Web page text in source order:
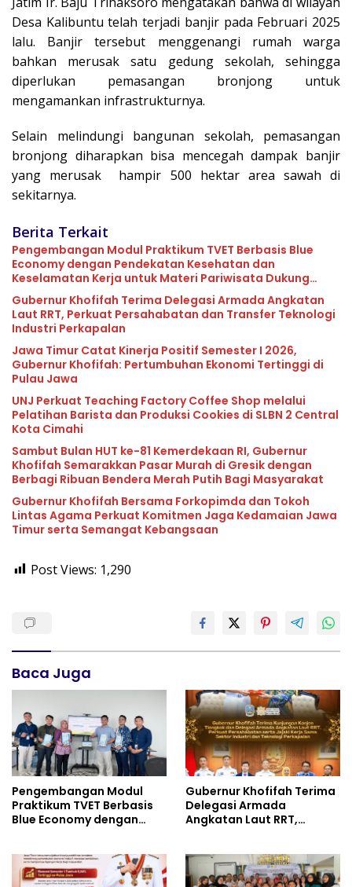
Desa Kalibuntu telah terjadi banjir pada Februari 2025
lalu. Banjir tersebut menggenangi rumah warga
bahkan merusak satu gedung sekolah, sehingga
diperlukan pemasangan bronjong untuk
mengamankan infrastrukturnya.
Selain melindungi bangunan sekolah, pemasangan
bronjong diharapkan bisa mencegah dampak banjir
yang merusak hampir 500 hektar area sawah di
sekitarnya.
Berita Terkait
Pengembangan Modul Praktikum TVET Berbasis Blue
Economy dengan Pendekatan Kesehatan dan
Keselamatan Kerja untuk Materi Pariwisata Dukung
Pencapaian SDGs
Gubernur Khofifah Terima Delegasi Armada Angkatan
Laut RRT, Perkuat Persahabatan dan Transfer Teknologi
Industri Perkapalan
Jawa Timur Catat Kinerja Positif Semester I 2026,
Gubernur Khofifah: Pertumbuhan Ekonomi Tertinggi di
Pulau Jawa
UNJ Perkuat Teaching Factory Coffee Shop melalui
Pelatihan Barista dan Produksi Cookies di SLBN 2 Central
Kota Cimahi
Sambut Bulan HUT ke-81 Kemerdekaan RI, Gubernur
Khofifah Semarakkan Pasar Murah di Gresik dengan
Berbagi Ribuan Bendera Merah Putih Bagi Masyarakat
Gubernur Khofifah Bersama Forkopimda dan Tokoh
Lintas Agama Perkuat Komitmen Jaga Kedamaian Jawa
Timur serta Semangat Kebangsaan
Post Views: 1,290
Baca Juga
Pengembangan Modul
Praktikum TVET Berbasis
Blue Economy dengan
untuk Materi Pariwisata
Dukung Pencapaian SDGs
Gubernur Khofifah Terima
Delegasi Armada
Angkatan Laut RRT,
Industri Perkapalan